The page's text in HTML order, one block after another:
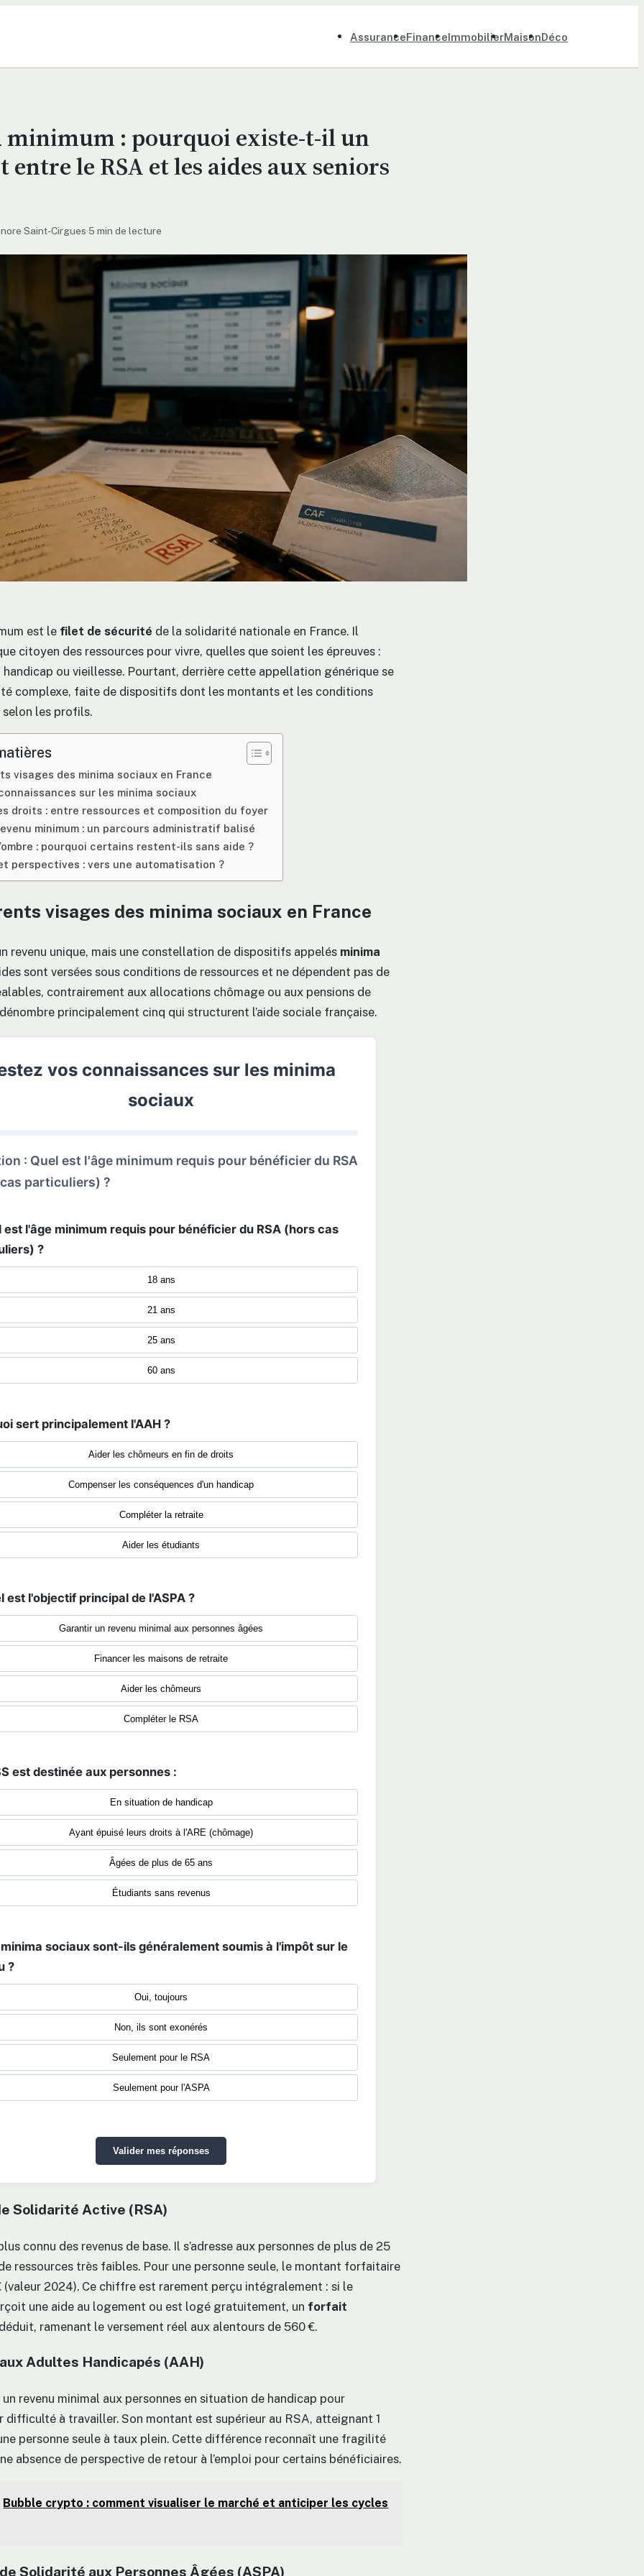
AssuranceFinanceImmobilierMaisonDéco
minimum : pourquoi existe-t-il un
entre le RSA et les aides aux seniors
Saint-Cirgues·5 min de lecture
est le filet de sécurité de la solidarité nationale en France. Il
citoyen des ressources pour vivre, quelles que soient les épreuves :
handicap ou vieillesse. Pourtant, derrière cette appellation générique se
complexe, faite de dispositifs dont les montants et les conditions
selon les profils.
visages des minima sociaux en France
sur les minima sociaux
droits : entre ressources et composition du foyer
minimum : un parcours administratif balisé
: pourquoi certains restent-ils sans aide ?
perspectives : vers une automatisation ?
visages des minima sociaux en France
revenu unique, mais une constellation de dispositifs appelés minima
sont versées sous conditions de ressources et ne dépendent pas de
contrairement aux allocations chômage ou aux pensions de
principalement cinq qui structurent l’aide sociale française.
vos connaissances sur les minima
sociaux
: Quel est l'âge minimum requis pour bénéficier du RSA
particuliers) ?
est l'âge minimum requis pour bénéficier du RSA (hors cas
?
18 ans
21 ans
25 ans
60 ans
sert principalement l'AAH ?
Aider les chômeurs en fin de droits
Compenser les conséquences d'un handicap
Compléter la retraite
Aider les étudiants
est l'objectif principal de l'ASPA ?
Garantir un revenu minimal aux personnes âgées
Financer les maisons de retraite
Aider les chômeurs
Compléter le RSA
est destinée aux personnes :
En situation de handicap
Ayant épuisé leurs droits à l'ARE (chômage)
Âgées de plus de 65 ans
Étudiants sans revenus
minima sociaux sont-ils généralement soumis à l'impôt sur le
?
Oui, toujours
Non, ils sont exonérés
Seulement pour le RSA
Seulement pour l'ASPA
Valider mes réponses
Solidarité Active (RSA)
connu des revenus de base. Il s’adresse aux personnes de plus de 25
ressources très faibles. Pour une personne seule, le montant forfaitaire
(valeur 2024). Ce chiffre est rarement perçu intégralement : si le
une aide au logement ou est logé gratuitement, un forfait
ramenant le versement réel aux alentours de 560 €.
Adultes Handicapés (AAH)
un revenu minimal aux personnes en situation de handicap pour
difficulté à travailler. Son montant est supérieur au RSA, atteignant 1
personne seule à taux plein. Cette différence reconnaît une fragilité
absence de perspective de retour à l’emploi pour certains bénéficiaires.
Bubble crypto : comment visualiser le marché et anticiper les cycles
Solidarité aux Personnes Âgées (ASPA)